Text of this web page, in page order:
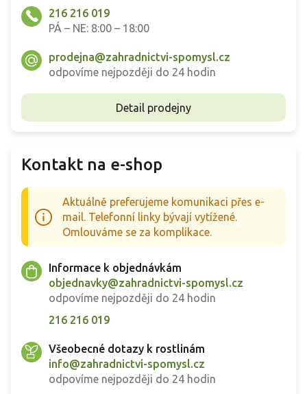
216 216 019
PÁ – NE: 8:00 – 18:00
prodejna@zahradnictvi-spomysl.cz
odpovíme nejpozději do 24 hodin
Detail prodejny
Kontakt na e-shop
Aktuálně preferujeme komunikaci přes e-
mail. Telefonní linky bývají vytížené.
Omlouváme se za komplikace.
Informace k objednávkám
objednavky@zahradnictvi-spomysl.cz
odpovíme nejpozději do 24 hodin
216 216 019
Všeobecné dotazy k rostlinám
info@zahradnictvi-spomysl.cz
odpovíme nejpozději do 24 hodin